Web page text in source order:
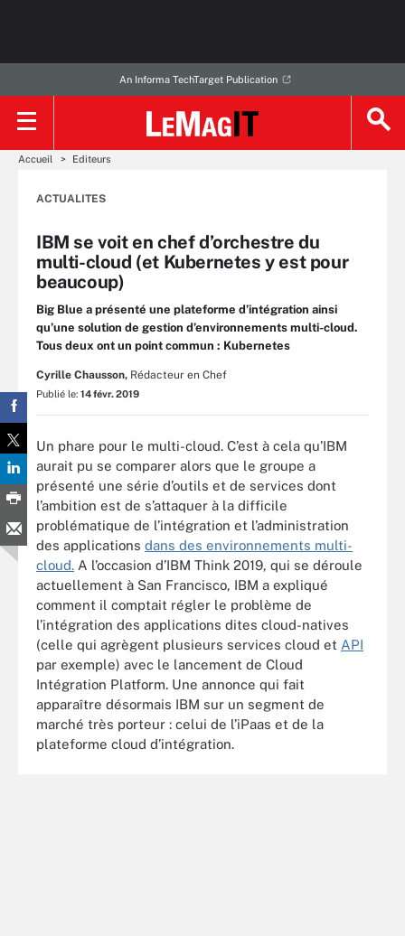
An Informa TechTarget Publication
Accueil Editeurs
ACTUALITES
IBM se voit en chef d’orchestre du
multi-cloud (et Kubernetes y est pour
beaucoup)
Big Blue a présenté une plateforme d’intégration ainsi
qu’une solution de gestion d’environnements multi-cloud.
Tous deux ont un point commun : Kubernetes
Cyrille Chausson, Rédacteur en Chef
Publié le: 14 févr. 2019
Un phare pour le multi-cloud. C’est à cela qu’IBM
aurait pu se comparer alors que le groupe a
présenté une série d’outils et de services dont
l’ambition est de s’attaquer à la difficile
problématique de l’intégration et l’administration
des applications dans des environnements multi-
cloud. A l’occasion d’IBM Think 2019, qui se déroule
actuellement à San Francisco, IBM a expliqué
comment il comptait régler le problème de
l’intégration des applications dites cloud-natives
(celle qui agrègent plusieurs services cloud et API
par exemple) avec le lancement de Cloud
Intégration Platform. Une annonce qui fait
apparaître désormais IBM sur un segment de
marché très porteur : celui de l’iPaas et de la
plateforme cloud d’intégration.